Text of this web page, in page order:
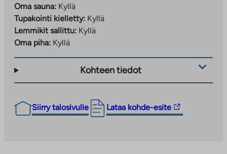
Oma sauna: Kyllä
Tupakointi kielletty: Kyllä
Lemmikit sallittu: Kyllä
Oma piha: Kyllä
Kohteen tiedot
Siirry talosivulle Lataa kohde-esite
Linkki
vie